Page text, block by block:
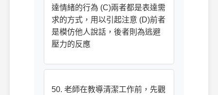
達情緒的行為 (C)兩者都是表達需
求的方式，用以引起注意 (D)前者
是模仿他人說話，後者則為逃避
壓力的反應
50. 老師在教導清潔工作前，先觀